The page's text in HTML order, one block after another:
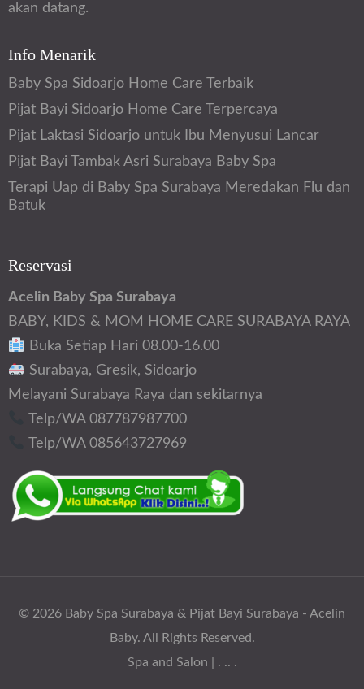
akan datang.
Info Menarik
Baby Spa Sidoarjo Home Care Terbaik
Pijat Bayi Sidoarjo Home Care Terpercaya
Pijat Laktasi Sidoarjo untuk Ibu Menyusui Lancar
Pijat Bayi Tambak Asri Surabaya Baby Spa
Terapi Uap di Baby Spa Surabaya Meredakan Flu dan
Batuk
Reservasi
Acelin Baby Spa Surabaya
BABY, KIDS & MOM HOME CARE SURABAYA RAYA
Buka Setiap Hari 08.00-16.00
Surabaya, Gresik, Sidoarjo
Melayani Surabaya Raya dan sekitarnya
Telp/WA 087787987700
Telp/WA 085643727969
© 2026 Baby Spa Surabaya & Pijat Bayi Surabaya - Acelin
Baby. All Rights Reserved.
Spa and Salon | . .. .